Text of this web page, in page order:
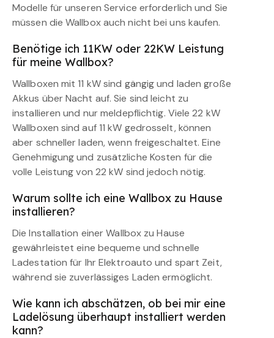
Modelle für unseren Service erforderlich und Sie
müssen die Wallbox auch nicht bei uns kaufen.
Benötige ich 11KW oder 22KW Leistung
für meine Wallbox?
Wallboxen mit 11 kW sind gängig und laden große
Akkus über Nacht auf. Sie sind leicht zu
installieren und nur meldepflichtig. Viele 22 kW
Wallboxen sind auf 11 kW gedrosselt, können
aber schneller laden, wenn freigeschaltet. Eine
Genehmigung und zusätzliche Kosten für die
volle Leistung von 22 kW sind jedoch nötig.
Warum sollte ich eine Wallbox zu Hause
installieren?
Die Installation einer Wallbox zu Hause
gewährleistet eine bequeme und schnelle
Ladestation für Ihr Elektroauto und spart Zeit,
während sie zuverlässiges Laden ermöglicht.
Wie kann ich abschätzen, ob bei mir eine
Ladelösung überhaupt installiert werden
kann?